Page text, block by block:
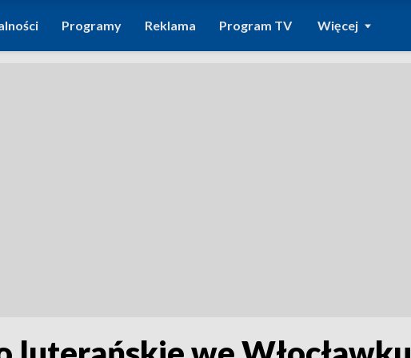
Programy Reklama Program TV Więcej